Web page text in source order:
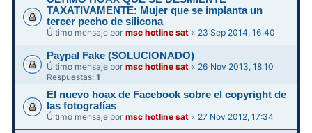
TAXATIVAMENTE: Mujer que se implanta un
tercer pecho de silicona
Último mensaje pormsc hotline sat « 23 Sep 2014, 16:40
Paypal Fake (SOLUCIONADO)
Último mensaje pormsc hotline sat « 26 Nov 2013, 18:10
Respuestas:1
El nuevo hoax de Facebook sobre el copyright de
las fotografías
Último mensaje pormsc hotline sat « 27 Nov 2012, 17:34